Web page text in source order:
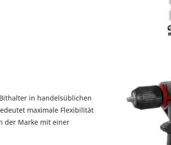
visitor. The website owner needs to setup
the site with their CMP to add this content
to the list of technologies used.
Powered by
in handelsüblichen
maximale Flexibilität
der Marke mit einer